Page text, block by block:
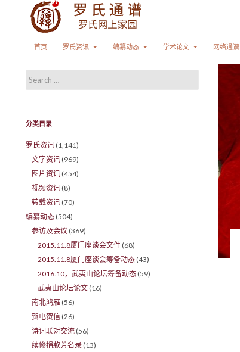
首页
罗氏资讯 编纂动态 学术论文 网络通谱
Search for:
分类目录
罗氏资讯 (1,141)
文字资讯 (969)
图片资讯 (454)
视频资讯 (8)
转载资讯 (70)
编纂动态 (504)
参访及会议 (369)
2015.11.8厦门座谈会文件 (68)
2015.11.8厦门座谈会筹备动态 (43)
2016.10，武夷山论坛筹备动态 (59)
武夷山论坛论文 (16)
南北鸿雁 (56)
贺电贺信 (26)
诗词联对交流 (56)
续修捐款芳名录 (13)